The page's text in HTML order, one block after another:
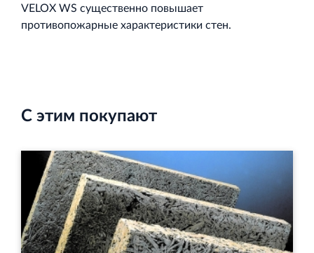
VELOX WS существенно повышает
противопожарные характеристики стен.
С этим покупают